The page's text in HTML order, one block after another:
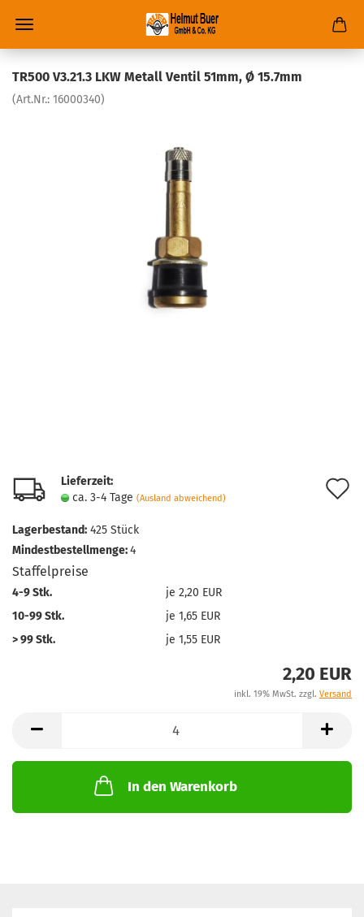
TR500 V3.21.3 LKW Metall Ventil 51mm, Ø 15.7mm
(Art.Nr.: 16000340)
Lieferzeit:
ca. 3-4 Tage (Ausland abweichend)
Lagerbestand: 425 Stück
Mindestbestellmenge:4
Staffelpreise
4-9 Stk.
je 2,20 EUR
10-99 Stk.
je 1,65 EUR
> 99 Stk.
je 1,55 EUR
2,20 EUR
inkl. 19% MwSt. zzgl. Versand
In den Warenkorb